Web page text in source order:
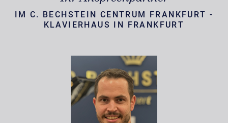
IM C. BECHSTEIN CENTRUM FRANKFURT -
KLAVIERHAUS IN FRANKFURT